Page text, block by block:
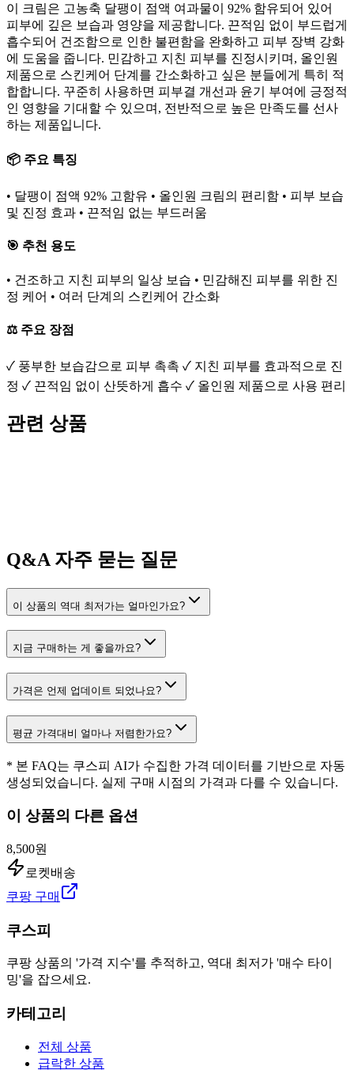
이 크림은 고농축 달팽이 점액 여과물이 92% 함유되어 있어
피부에 깊은 보습과 영양을 제공합니다. 끈적임 없이 부드럽게
흡수되어 건조함으로 인한 불편함을 완화하고 피부 장벽 강화
에 도움을 줍니다. 민감하고 지친 피부를 진정시키며, 올인원
제품으로 스킨케어 단계를 간소화하고 싶은 분들에게 특히 적
합합니다. 꾸준히 사용하면 피부결 개선과 윤기 부여에 긍정적
인 영향을 기대할 수 있으며, 전반적으로 높은 만족도를 선사
하는 제품입니다.
📦 주요 특징
• 달팽이 점액 92% 고함유 • 올인원 크림의 편리함 • 피부 보습
및 진정 효과 • 끈적임 없는 부드러움
🎯 추천 용도
• 건조하고 지친 피부의 일상 보습 • 민감해진 피부를 위한 진
정 케어 • 여러 단계의 스킨케어 간소화
⚖️ 주요 장점
✓ 풍부한 보습감으로 피부 촉촉 ✓ 지친 피부를 효과적으로 진
정 ✓ 끈적임 없이 산뜻하게 흡수 ✓ 올인원 제품으로 사용 편리
관련 상품
Q&A 자주 묻는 질문
이 상품의 역대 최저가는 얼마인가요?
지금 구매하는 게 좋을까요?
가격은 언제 업데이트 되었나요?
평균 가격대비 얼마나 저렴한가요?
* 본 FAQ는 쿠스피 AI가 수집한 가격 데이터를 기반으로 자동
생성되었습니다. 실제 구매 시점의 가격과 다를 수 있습니다.
이 상품의 다른 옵션
8,500원
로켓배송
쿠팡 구매
쿠스피
쿠팡 상품의 '가격 지수'를 추적하고, 역대 최저가 '매수 타이
밍'을 잡으세요.
카테고리
전체 상품
급락한 상품